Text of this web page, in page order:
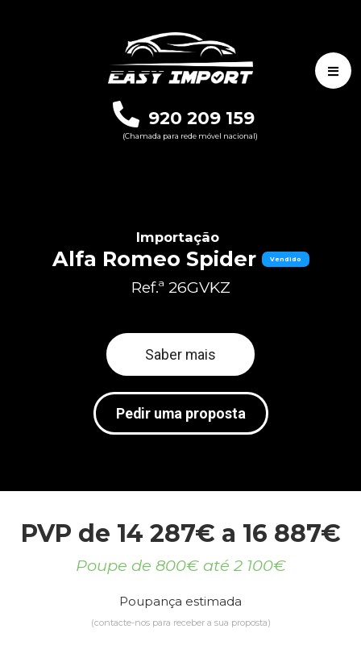
920 209 159
(Chamada para rede móvel nacional)
Importação
Alfa Romeo Spider Vendido
Ref.ª 26GVKZ
Saber mais
Pedir uma proposta
PVP de 14 287€ a 16 887€
Poupe de 800€ até 2 100€
Poupança estimada
(contacte-nos para receber a sua proposta)